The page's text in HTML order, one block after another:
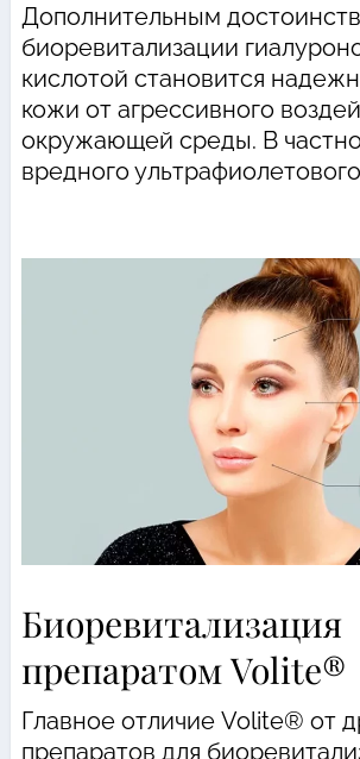
Дополнительным
биоревитализации
кислотой становится
кожи от агрессивного
окружающей среды. В
вредного
Биоревитализация
препаратом Volite®
Главное отличие Volite® от
препаратов для